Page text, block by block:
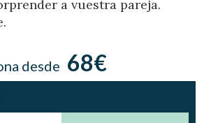
person Crear cuenta
a vuestra pareja.
desde 68€